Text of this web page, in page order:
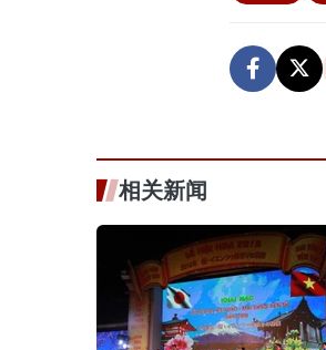
相关新闻